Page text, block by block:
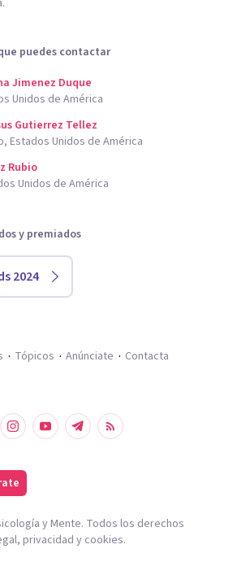
puedes contactar
Jimenez Duque
Unidos de América
Gutierrez Tellez
Estados Unidos de América
Rubio
Unidos de América
y premiados
2024
Tópicos Anúnciate Contacta
y Mente. Todos los derechos
, privacidad y cookies.